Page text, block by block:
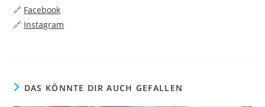
🔗 Facebook
🔗 Instagram
DAS KÖNNTE DIR AUCH GEFALLEN